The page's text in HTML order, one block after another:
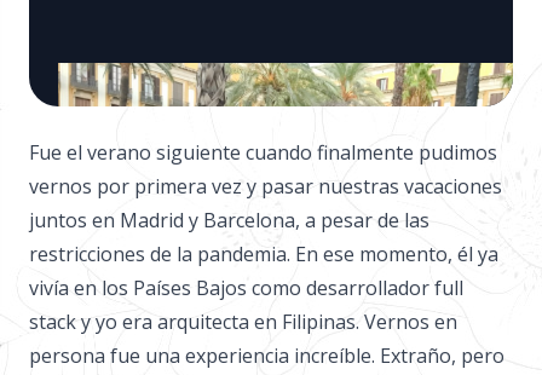
Fue el verano siguiente cuando finalmente pudimos
vernos por primera vez y pasar nuestras vacaciones
juntos en Madrid y Barcelona, ​​a pesar de las
restricciones de la pandemia. En ese momento, él ya
vivía en los Países Bajos como desarrollador full
stack y yo era arquitecta en Filipinas. Vernos en
persona fue una experiencia increíble. Extraño, pero